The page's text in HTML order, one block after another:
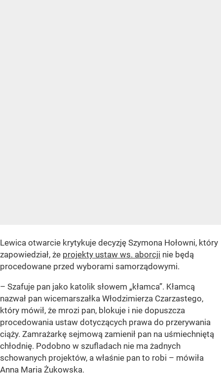
Lewica otwarcie krytykuje decyzję Szymona Hołowni, który
zapowiedział, że projekty ustaw ws. aborcji nie będą
procedowane przed wyborami samorządowymi.
– Szafuje pan jako katolik słowem „kłamca”. Kłamcą
nazwał pan wicemarszałka Włodzimierza Czarzastego,
który mówił, że mrozi pan, blokuje i nie dopuszcza
procedowania ustaw dotyczących prawa do przerywania
ciąży. Zamrażarkę sejmową zamienił pan na uśmiechniętą
chłodnię. Podobno w szufladach nie ma żadnych
schowanych projektów, a właśnie pan to robi – mówiła
Anna Maria Żukowska.